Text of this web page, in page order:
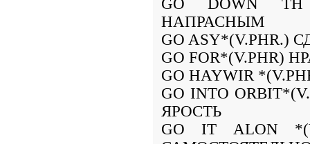
GO DOWN TH
НАПРАСНЫМ
GO ASY*(V.PHR.)
GO FOR*(V.PHR)
GO HAYWIR
GO INTO
ЯРОСТЬ
GO IT ALON